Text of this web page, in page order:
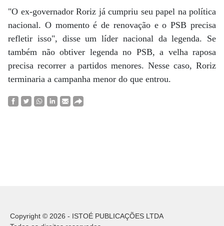
"O ex-governador Roriz já cumpriu seu papel na política
nacional. O momento é de renovação e o PSB precisa
refletir isso", disse um líder nacional da legenda. Se
também não obtiver legenda no PSB, a velha raposa
precisa recorrer a partidos menores. Nesse caso, Roriz
terminaria a campanha menor do que entrou.
Copyright © 2026 - ISTOÉ PUBLICAÇÕES LTDA